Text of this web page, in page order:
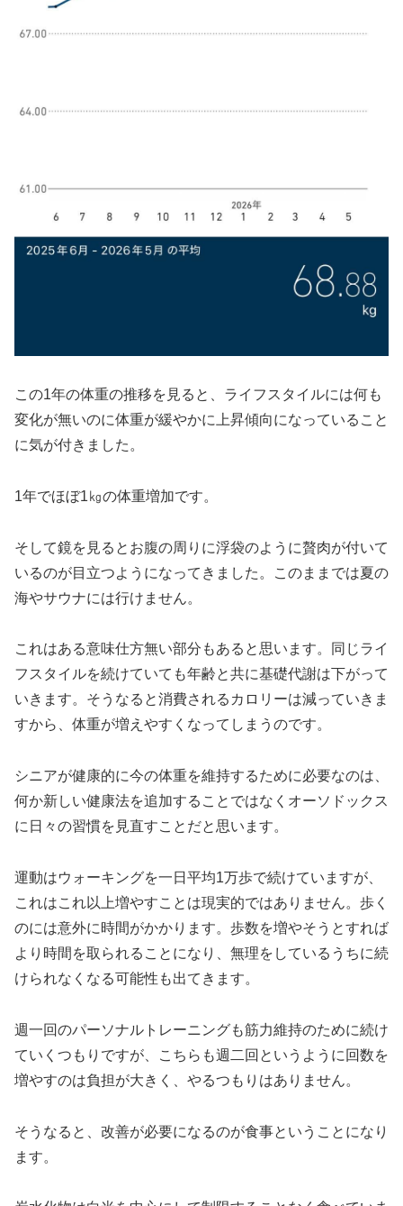
この1年の体重の推移を見ると、ライフスタイルには何も
変化が無いのに体重が緩やかに上昇傾向になっていること
に気が付きました。
1年でほぼ1㎏の体重増加です。
そして鏡を見るとお腹の周りに浮袋のように贅肉が付いて
いるのが目立つようになってきました。このままでは夏の
海やサウナには行けません。
これはある意味仕方無い部分もあると思います。同じライ
フスタイルを続けていても年齢と共に基礎代謝は下がって
いきます。そうなると消費されるカロリーは減っていきま
すから、体重が増えやすくなってしまうのです。
シニアが健康的に今の体重を維持するために必要なのは、
何か新しい健康法を追加することではなくオーソドックス
に日々の習慣を見直すことだと思います。
運動はウォーキングを一日平均1万歩で続けていますが、
これはこれ以上増やすことは現実的ではありません。歩く
のには意外に時間がかかります。歩数を増やそうとすれば
より時間を取られることになり、無理をしているうちに続
けられなくなる可能性も出てきます。
週一回のパーソナルトレーニングも筋力維持のために続け
ていくつもりですが、こちらも週二回というように回数を
増やすのは負担が大きく、やるつもりはありません。
そうなると、改善が必要になるのが食事ということになり
ます。